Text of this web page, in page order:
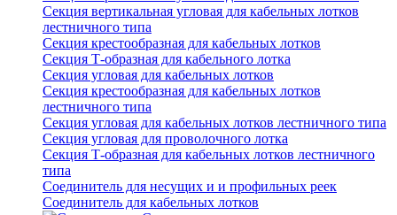
Секция вертикальная угловая для кабельных лотков
лестничного типа
Секция крестообразная для кабельных лотков
Секция Т-образная для кабельного лотка
Секция угловая для кабельных лотков
Секция крестообразная для кабельных лотков
лестничного типа
Секция угловая для кабельных лотков лестничного типа
Секция угловая для проволочного лотка
Секция Т-образная для кабельных лотков лестничного
типа
Соединитель для несущих и и профильных реек
Соединитель для кабельных лотков